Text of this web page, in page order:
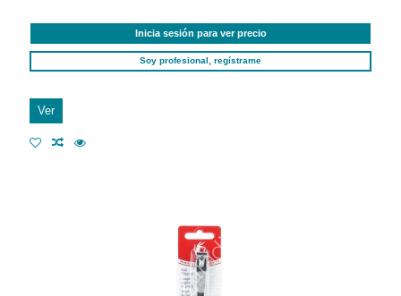
Inicia sesión para ver precio
Soy profesional, regístrame
Ver